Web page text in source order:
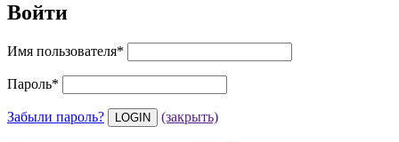
Войти
Имя пользователя*
Пароль*
Забыли пароль? (закрыть)